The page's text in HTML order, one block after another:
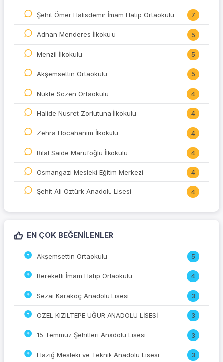
Şehit Ömer Halisdemir İmam Hatip Ortaokulu 7
Adnan Menderes İlkokulu 5
Menzil İlkokulu 5
Akşemsettin Ortaokulu 5
Nükte Sözen Ortaokulu 4
Halide Nusret Zorlutuna İlkokulu 4
Zehra Hocahanım İlkokulu 4
Bilal Saide Marufoğlu İlkokulu 4
Osmangazi Mesleki Eğitim Merkezi 4
Şehit Ali Öztürk Anadolu Lisesi 4
EN ÇOK BEĞENILENLER
Akşemsettin Ortaokulu 5
Bereketli İmam Hatip Ortaokulu 4
Sezai Karakoç Anadolu Lisesi 3
ÖZEL KIZILTEPE UĞUR ANADOLU LİSESİ 3
15 Temmuz Şehitleri Anadolu Lisesi 3
Elazığ Mesleki ve Teknik Anadolu Lisesi 3